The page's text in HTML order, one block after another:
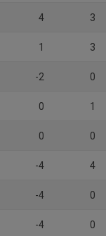
4 3
1 3
-2 0
0 1
0 0
-4 4
-4 0
-4 0